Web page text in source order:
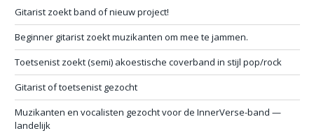
Gitarist zoekt band of nieuw project!
Beginner gitarist zoekt muzikanten om mee te jammen.
Toetsenist zoekt (semi) akoestische coverband in stijl pop/rock
Gitarist of toetsenist gezocht
Muzikanten en vocalisten gezocht voor de InnerVerse-band —
landelijk